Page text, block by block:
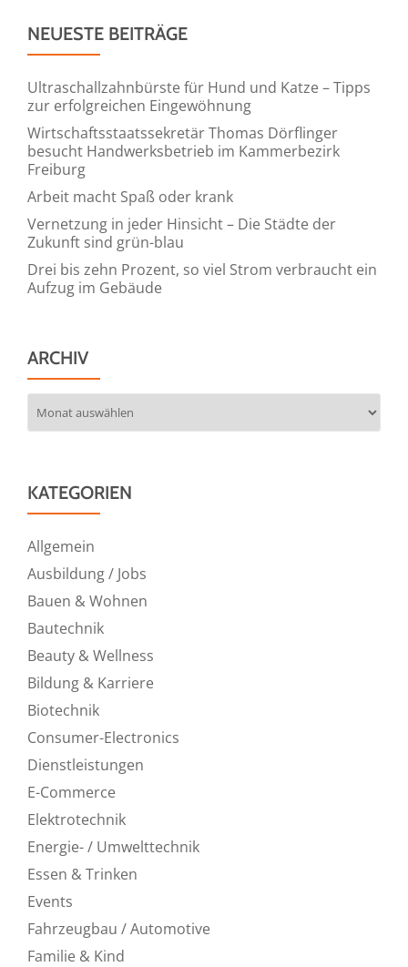
NEUESTE BEITRÄGE
Ultraschallzahnbürste für Hund und Katze – Tipps
zur erfolgreichen Eingewöhnung
Wirtschaftsstaatssekretär Thomas Dörflinger
besucht Handwerksbetrieb im Kammerbezirk
Freiburg
Arbeit macht Spaß oder krank
Vernetzung in jeder Hinsicht – Die Städte der
Zukunft sind grün-blau
Drei bis zehn Prozent, so viel Strom verbraucht ein
Aufzug im Gebäude
ARCHIV
KATEGORIEN
Allgemein
Ausbildung / Jobs
Bauen & Wohnen
Bautechnik
Beauty & Wellness
Bildung & Karriere
Biotechnik
Consumer-Electronics
Dienstleistungen
E-Commerce
Elektrotechnik
Energie- / Umwelttechnik
Essen & Trinken
Events
Fahrzeugbau / Automotive
Familie & Kind